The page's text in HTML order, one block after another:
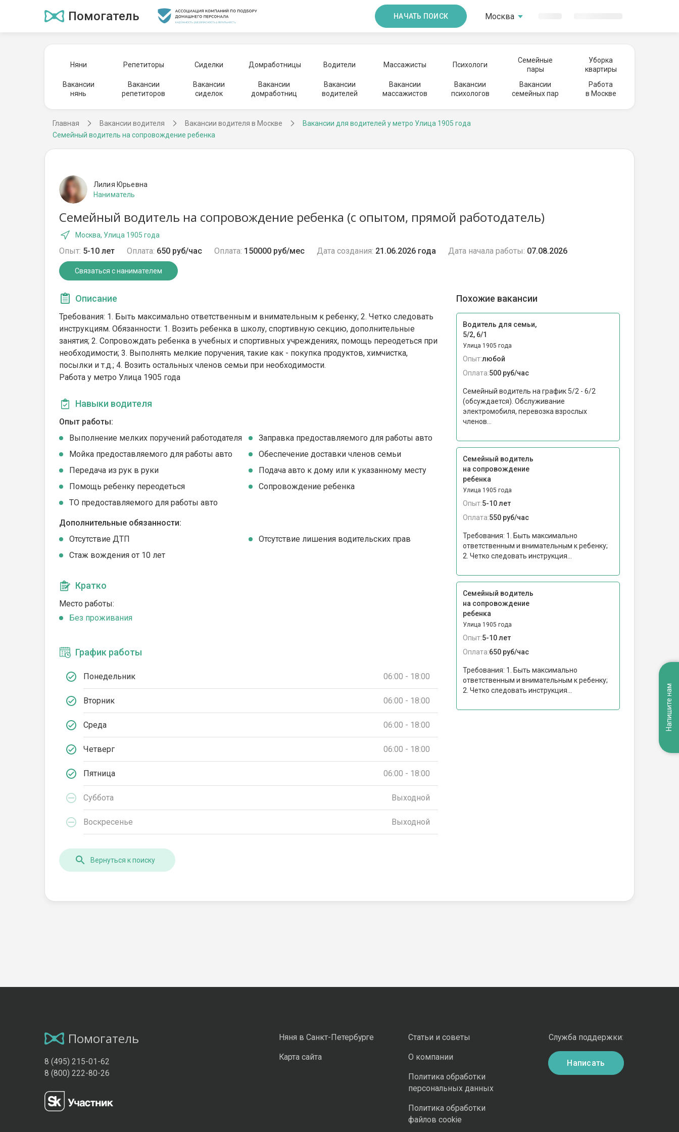
Помогатель НАЧАТЬ ПОИСК Москва
Няни Репетиторы Сиделки Домработницы Водители Массажисты Психологи
Семейные
пары
Уборка
квартиры
Вакансии
нянь
Вакансии
репетиторов
Вакансии
сиделок
Вакансии
домработниц
Вакансии
водителей
Вакансии
массажистов
Вакансии
психологов
Вакансии
семейных пар
Работа
в Москве
Главная Вакансии водителя Вакансии водителя в Москве
Вакансии для водителей у метро Улица 1905 года
Семейный водитель на сопровождение ребенка
Лилия Юрьевна
Наниматель
Семейный водитель на сопровождение ребенка (с опытом, прямой работодатель)
Москва, Улица 1905 года
Опыт: 5-10 лет Оплата: 650 руб/час Оплата: 150000 руб/мес Дата создания: 21.06.2026 года Дата начала работы: 07.08.2026
Связаться с нанимателем
Описание
Требования: 1. Быть максимально ответственным и внимательным к ребенку; 2. ⁠Четко следовать
инструкциям. Обязанности: 1. ⁠Возить ребенка в школу, спортивную секцию, дополнительные
занятия; 2. ⁠Сопровождать ребенка в учебных и спортивных учреждениях, помощь переодеться при
необходимости; 3. ⁠Выполнять мелкие поручения, такие как - покупка продуктов, химчистка,
посылки и т.д.; 4. Возить остальных членов семьи при необходимости.
Работа у метро Улица 1905 года
Навыки водителя
Опыт работы:
Выполнение мелких поручений работодателя
Заправка предоставляемого для работы авто
Мойка предоставляемого для работы авто
Обеспечение доставки членов семьи
Передача из рук в руки
Подача авто к дому или к указанному месту
Помощь ребенку переодеться
Сопровождение ребенка
ТО предоставляемого для работы авто
Дополнительные обязанности:
Отсутствие ДТП
Отсутствие лишения водительских прав
Стаж вождения от 10 лет
Кратко
Место работы:
Без проживания
График работы
Понедельник 06:00 - 18:00
Вторник 06:00 - 18:00
Среда 06:00 - 18:00
Четверг 06:00 - 18:00
Пятница 06:00 - 18:00
Суббота Выходной
Воскресенье Выходной
Похожие вакансии
Водитель для семьи,
5/2, 6/1
Улица 1905 года
Опыт:любой
Оплата:500 руб/час
Семейный водитель на график 5/2 - 6/2
(обсуждается). Обслуживание
электромобиля, перевозка взрослых
членов...
Семейный водитель
на сопровождение
ребенка
Улица 1905 года
Опыт:5-10 лет
Оплата:550 руб/час
Требования: 1. Быть максимально
ответственным и внимательным к ребенку;
2. ⁠Четко следовать инструкция...
Семейный водитель
на сопровождение
ребенка
Улица 1905 года
Опыт:5-10 лет
Оплата:650 руб/час
Требования: 1. Быть максимально
ответственным и внимательным к ребенку;
2. ⁠Четко следовать инструкция...
Вернуться к поиску
Помогатель
8 (495) 215-01-62
8 (800) 222-80-26
Няня в Санкт-Петербурге
Карта сайта
Статьи и советы
О компании
Политика обработки
персональных данных
Политика обработки
файлов cookie
Служба поддержки:
Написать
Напишите нам